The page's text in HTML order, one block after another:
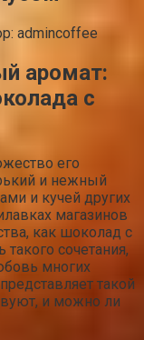
admincoffee
аромат:
с
его
и нежный
и кучей других
магазинов
как шоколад с
сочетания,
многих
такой
и можно ли